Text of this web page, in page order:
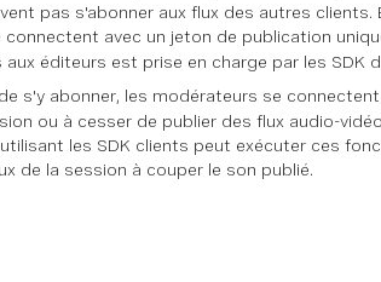
pas s'abonner aux flux des autres
avec un jeton de publication
éditeurs est prise en charge par les SDK
s'y abonner, les modérateurs se
ou à cesser de publier des flux audio-
les SDK clients peut exécuter ces
de la session à couper le son publié.